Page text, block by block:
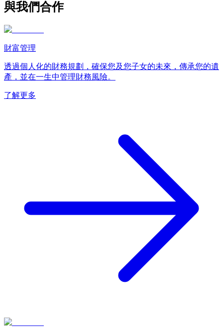
與我們合作
財富管理
透過個人化的財務規劃，確保您及您子女的未來，傳承您的遺
產，並在一生中管理財務風險。
了解更多